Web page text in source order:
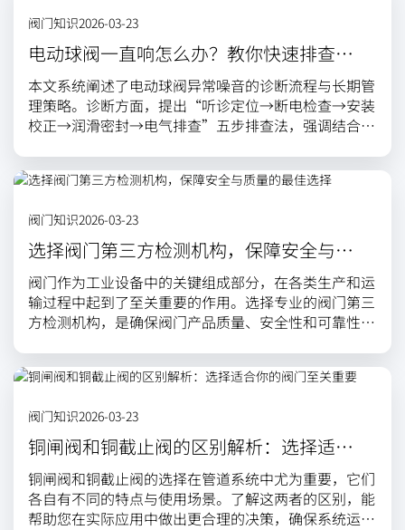
场景，并结合安装、维护要点与故障排查指南，辅以实
际改造案例，论证了合理配置与维护安全阀对于提升系
统可靠性、延长设备寿命及降低综合运维成本的重要价
值。
阀门知识2026-03-23
电动球阀一直响怎么办？教你快速排查与
长期解决之道
本文系统阐述了电动球阀异常噪音的诊断流程与长期管
理策略。诊断方面，提出“听诊定位→断电检查→安装
校正→润滑密封→电气排查”五步排查法，强调结合声
上，建议建立定期维护制度、优化备件管理、推动技术
升级与加强人员培训，形成预防性维护体系。全文旨在
噪音问题。
阀门知识2026-03-23
选择阀门第三方检测机构，保障安全与质
量的最佳选择
阀门作为工业设备中的关键组成部分，在各类生产和运
输过程中起到了至关重要的作用。选择专业的阀门第三
方检测机构，是确保阀门产品质量、安全性和可靠性的
性，以及如何选择合适的检测服务，帮助企业提升产品
质量与竞争力。
阀门知识2026-03-23
铜闸阀和铜截止阀的区别解析：选择适合
你的阀门至关重要
铜闸阀和铜截止阀的选择在管道系统中尤为重要，它们
各自有不同的特点与使用场景。了解这两者的区别，能
帮助您在实际应用中做出更合理的决策，确保系统运行